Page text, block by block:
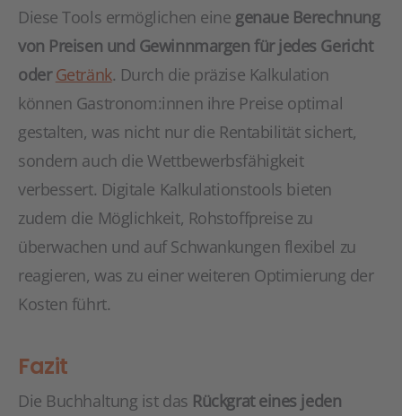
Diese Tools ermöglichen eine genaue Berechnung
von Preisen und Gewinnmargen für jedes Gericht
oderGetränk. Durch die präzise Kalkulation
können Gastronom:innen ihre Preise optimal
gestalten, was nicht nur die Rentabilität sichert,
sondern auch die Wettbewerbsfähigkeit
verbessert. Digitale Kalkulationstools bieten
zudem die Möglichkeit, Rohstoffpreise zu
überwachen und auf Schwankungen flexibel zu
reagieren, was zu einer weiteren Optimierung der
Kosten führt.
Fazit
Die Buchhaltung ist das Rückgrat eines jeden